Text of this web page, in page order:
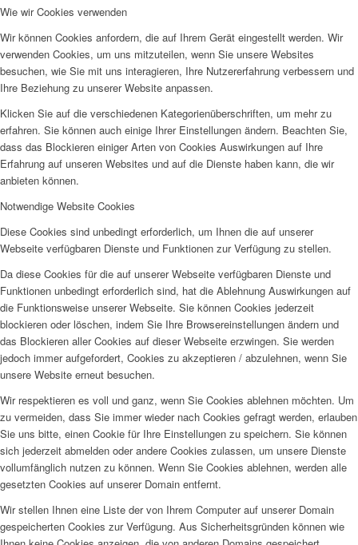
Wie wir Cookies verwenden
Wir können Cookies anfordern, die auf Ihrem Gerät eingestellt werden. Wir
verwenden Cookies, um uns mitzuteilen, wenn Sie unsere Websites
besuchen, wie Sie mit uns interagieren, Ihre Nutzererfahrung verbessern und
Ihre Beziehung zu unserer Website anpassen.
Klicken Sie auf die verschiedenen Kategorienüberschriften, um mehr zu
erfahren. Sie können auch einige Ihrer Einstellungen ändern. Beachten Sie,
dass das Blockieren einiger Arten von Cookies Auswirkungen auf Ihre
Erfahrung auf unseren Websites und auf die Dienste haben kann, die wir
anbieten können.
Notwendige Website Cookies
Diese Cookies sind unbedingt erforderlich, um Ihnen die auf unserer
Webseite verfügbaren Dienste und Funktionen zur Verfügung zu stellen.
Da diese Cookies für die auf unserer Webseite verfügbaren Dienste und
Funktionen unbedingt erforderlich sind, hat die Ablehnung Auswirkungen auf
die Funktionsweise unserer Webseite. Sie können Cookies jederzeit
blockieren oder löschen, indem Sie Ihre Browsereinstellungen ändern und
das Blockieren aller Cookies auf dieser Webseite erzwingen. Sie werden
jedoch immer aufgefordert, Cookies zu akzeptieren / abzulehnen, wenn Sie
unsere Website erneut besuchen.
Wir respektieren es voll und ganz, wenn Sie Cookies ablehnen möchten. Um
zu vermeiden, dass Sie immer wieder nach Cookies gefragt werden, erlauben
Sie uns bitte, einen Cookie für Ihre Einstellungen zu speichern. Sie können
sich jederzeit abmelden oder andere Cookies zulassen, um unsere Dienste
vollumfänglich nutzen zu können. Wenn Sie Cookies ablehnen, werden alle
gesetzten Cookies auf unserer Domain entfernt.
Wir stellen Ihnen eine Liste der von Ihrem Computer auf unserer Domain
gespeicherten Cookies zur Verfügung. Aus Sicherheitsgründen können wie